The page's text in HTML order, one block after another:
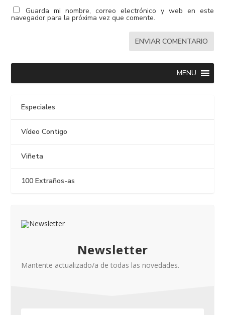
Guarda mi nombre, correo electrónico y web en este
navegador para la próxima vez que comente.
MENU
Especiales
Vídeo Contigo
Viñeta
100 Extraños-as
Newsletter
Mantente actualizado/a de todas las novedades.